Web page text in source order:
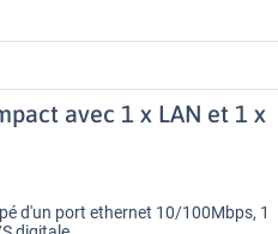
avec 1 x LAN et 1 x
d'un port ethernet 10/100Mbps, 1